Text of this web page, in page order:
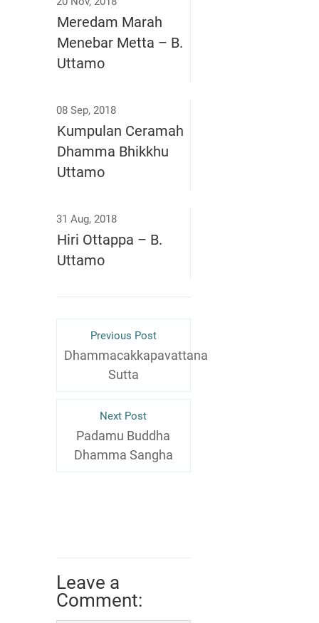
Meredam Marah
Menebar Metta – B.
Uttamo
08 Sep, 2018
Kumpulan Ceramah
Dhamma Bhikkhu
Uttamo
31 Aug, 2018
Hiri Ottappa – B.
Uttamo
Previous Post
Dhammacakkapavattana
Sutta
Next Post
Padamu Buddha
Dhamma Sangha
Leave a
Comment: